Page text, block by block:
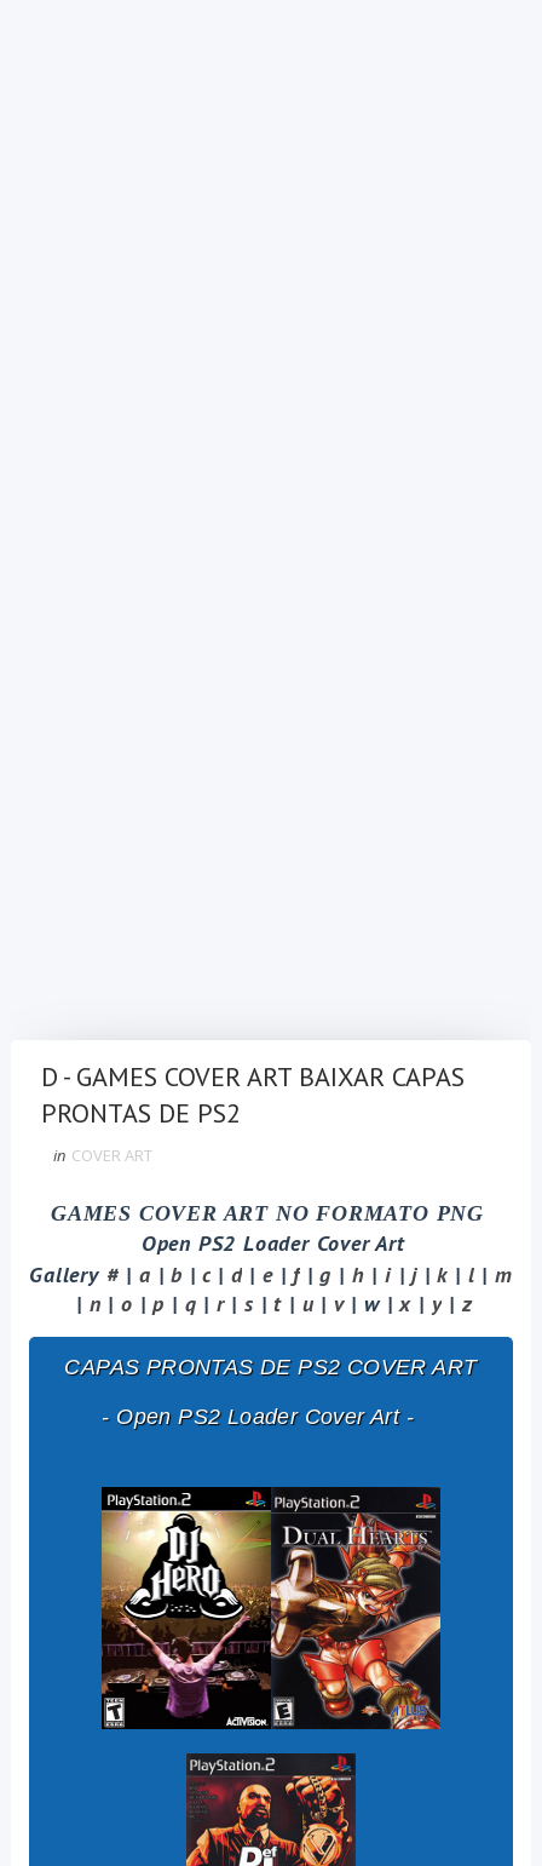
D - GAMES COVER ART BAIXAR CAPAS
PRONTAS DE PS2
in COVER ART
GAMES COVER ART NO FORMATO PNG
Open PS2 Loader Cover Art
Gallery # | a | b | c | d | e | f | g | h | i | j | k | l | m
| n | o | p | q | r | s | t | u | v | w | x | y | z
CAPAS PRONTAS DE PS2 COVER ART
- Open PS2 Loader Cover Art -